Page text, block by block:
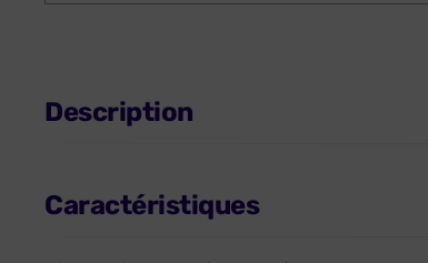
Description
Caractéristiques